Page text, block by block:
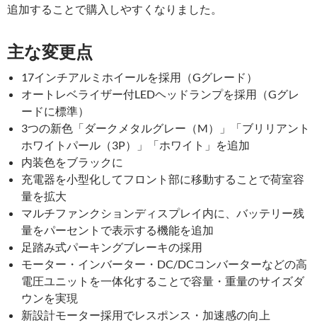
追加することで購入しやすくなりました。
主な変更点
17インチアルミホイールを採用（Gグレード）
オートレベライザー付LEDヘッドランプを採用（Gグレ
ードに標準）
3つの新色「ダークメタルグレー（M）」「ブリリアント
ホワイトパール（3P）」「ホワイト」を追加
内装色をブラックに
充電器を小型化してフロント部に移動することで荷室容
量を拡大
マルチファンクションディスプレイ内に、バッテリー残
量をパーセントで表示する機能を追加
足踏み式パーキングブレーキの採用
モーター・インバーター・DC/DCコンバーターなどの高
電圧ユニットを一体化することで容量・重量のサイズダ
ウンを実現
新設計モーター採用でレスポンス・加速感の向上